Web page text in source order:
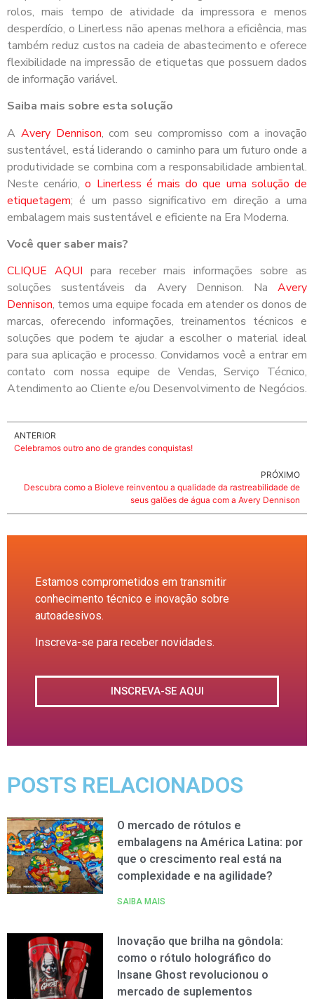
rolos, mais tempo de atividade da impressora e menos
desperdício, o Linerless não apenas melhora a eficiência, mas
também reduz custos na cadeia de abastecimento e oferece
flexibilidade na impressão de etiquetas que possuem dados
de informação variável.
Saiba mais sobre esta solução
A Avery Dennison, com seu compromisso com a inovação
sustentável, está liderando o caminho para um futuro onde a
produtividade se combina com a responsabilidade ambiental.
Neste cenário,o Linerless é mais do que uma solução de
etiquetagem; é um passo significativo em direção a uma
embalagem mais sustentável e eficiente na Era Moderna.
Você quer saber mais?
CLIQUE AQUI para receber mais informações sobre as
soluções sustentáveis da Avery Dennison. Na Avery
Dennison, temos uma equipe focada em atender os donos de
marcas, oferecendo informações, treinamentos técnicos e
soluções que podem te ajudar a escolher o material ideal
para sua aplicação e processo. Convidamos você a entrar em
contato com nossa equipe de Vendas, Serviço Técnico,
Atendimento ao Cliente e/ou Desenvolvimento de Negócios.
ANTERIOR
Celebramos outro ano de grandes conquistas!
PRÓXIMO
Descubra como a Bioleve reinventou a qualidade da rastreabilidade de
seus galões de água com a Avery Dennison
Estamos comprometidos em transmitir
conhecimento técnico e inovação sobre
autoadesivos.
Inscreva-se para receber novidades.
INSCREVA-SE AQUI
POSTS RELACIONADOS
O mercado de rótulos e
embalagens na América Latina: por
que o crescimento real está na
complexidade e na agilidade?
SAIBA MAIS
Inovação que brilha na gôndola:
como o rótulo holográfico do
Insane Ghost revolucionou o
mercado de suplementos